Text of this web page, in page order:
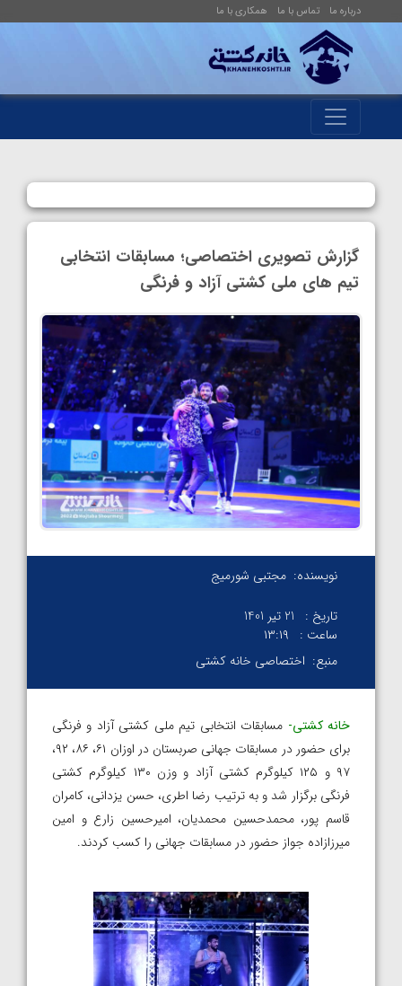
درباره ما تماس با ما همکاری با ما
گزارش تصویری اختصاصی؛ مسابقات انتخابی
تیم های ملی کشتی آزاد و فرنگی
نویسنده: مجتبی شورمیج
تاریخ :
21 تیر 1401
ساعت :
۱۳:۱۹
منبع: اختصاصی خانه کشتی
خانه کشتی- مسابقات انتخابی تیم ملی کشتی آزاد و فرنگی
برای حضور در مسابقات جهانی صربستان در اوزان ۶۱، ۸۶، ۹۲،
۹۷ و ۱۲۵ کیلوگرم کشتی آزاد و وزن ۱۳۰ کیلوگرم کشتی
فرنگی برگزار شد و به ترتیب رضا اطری، حسن یزدانی، کامران
قاسم پور، محمدحسین محمدیان، امیرحسین زارع و امین
میرزازاده جواز حضور در مسابقات جهانی را کسب کردند.